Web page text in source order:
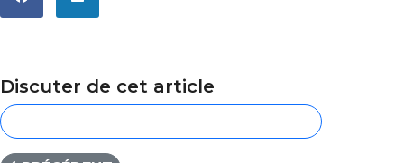
Discuter de cet article